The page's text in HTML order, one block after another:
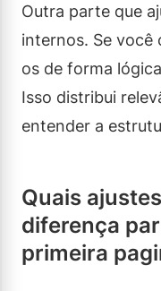
Outra parte que
internos. Se
os de forma
Isso distribui
entender a
Quais
diferença
primeira